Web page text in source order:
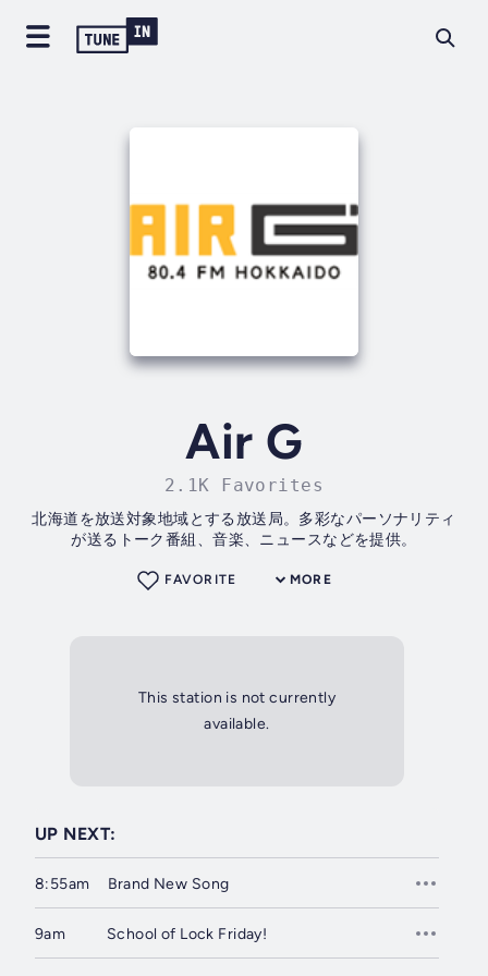
Air G
2.1K Favorites
北海道を放送対象地域とする放送局。多彩なパーソナリティ
が送るトーク番組、音楽、ニュースなどを提供。
MORE
FAVORITE
This station is not currently
available.
UP NEXT:
8:55am Brand New Song
9am School of Lock Friday!